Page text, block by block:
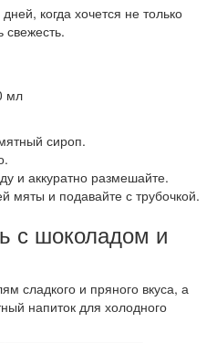
когда хочется не только
свежесть.
мл
сироп.
и аккуратно размешайте.
мяты и подавайте с трубочкой.
с шоколадом и
сладкого и пряного вкуса, а
напиток для холодного